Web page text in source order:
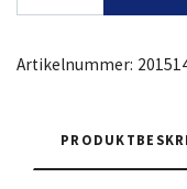
Artikelnummer: